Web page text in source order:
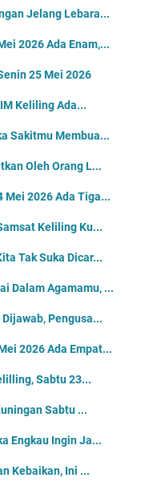
Jelang Lebara...
2026 Ada Enam,...
25 Mei 2026
Keliling Ada...
Sakitmu Membua...
Oleh Orang L...
Mei 2026 Ada Tiga...
Keliling Ku...
Tak Suka Dicar...
Dalam Agamamu, ...
Pengusa...
2026 Ada Empat...
Sabtu 23...
Sabtu ...
Engkau Ingin Ja...
Kebaikan, Ini ...